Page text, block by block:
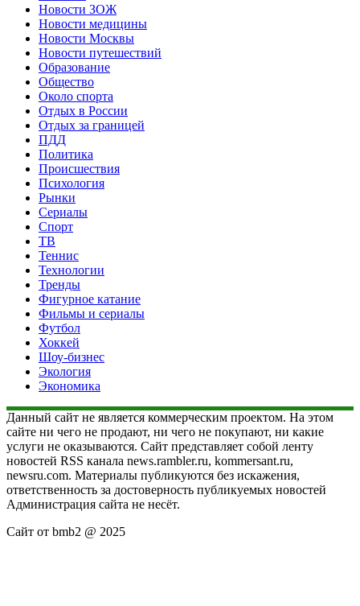
Новости ЗОЖ
Новости медицины
Новости Москвы
Новости путешествий
Образование
Общество
Около спорта
Отдых в России
Отдых за границей
ПДД
Политика
Происшествия
Психология
Рынки
Сериалы
Спорт
ТВ
Теннис
Технологии
Тренды
Фигурное катание
Фильмы и сериалы
Футбол
Хоккей
Шоу-бизнес
Экология
Экономика
Данный сайт не является коммерческим проектом. На этом
сайте ни чего не продают, ни чего не покупают, ни какие
услуги не оказываются. Сайт представляет собой ленту
новостей RSS канала news.rambler.ru, kommersant.ru,
newsru.com. Материалы публикуются без искажения,
ответственность за достоверность публикуемых новостей
Администрация сайта не несёт.
Сайт от bmb2 @ 2025